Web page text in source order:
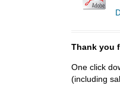
Thank you
One click
(including